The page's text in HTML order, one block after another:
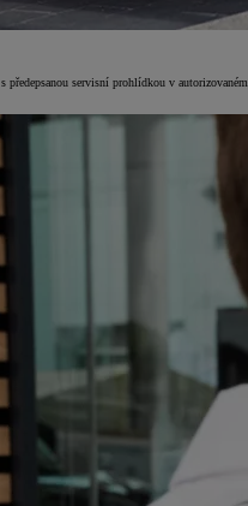
předepsanou servisní prohlídkou v autorizovaném